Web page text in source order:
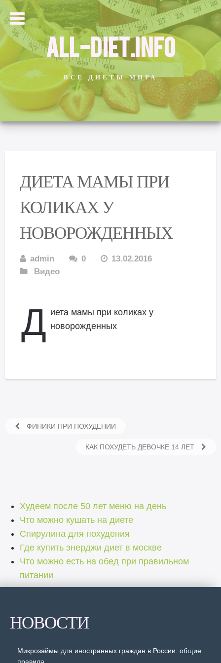
ALL-DIET.INFO
ВСЕ ДИЕТЫ МИРА
ДИЕТА МАМЫ ПРИ
КОЛИКАХ У
НОВОРОЖДЕННЫХ
admin 0
13.02.2016
Видео
Д иета мамы при коликах у
новорожденных
ФИНИКИ ПРИ ПОХУДЕНИИ
КАК ПОХУДЕТЬ ДЕВОЧКЕ 14 ЛЕТ
Худеем после 50 лет меню на день
Что можно кушать на диете
Спирулина для похудения
Где купить энерджи диет в москве
Что можно есть на обед при правильном
питании
НОВОСТИ
Микрозаймы для иностранных граждан в России: общие